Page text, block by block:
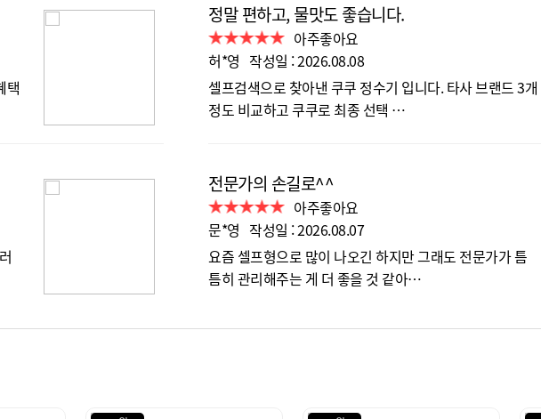
택
정말 편하고, 물맛도 좋습니다.
아주좋아요
허*영 작성일 : 2026.08.08
셀프검색으로 찾아낸 쿠쿠 정수기 입니다. 타사 브랜드 3개
정도 비교하고 쿠쿠로 최종 선택 …
전문가의 손길로^^
아주좋아요
문*영 작성일 : 2026.08.07
요즘 셀프형으로 많이 나오긴 하지만 그래도 전문가가 틈
틈히 관리해주는 게 더 좋을 것 같아…